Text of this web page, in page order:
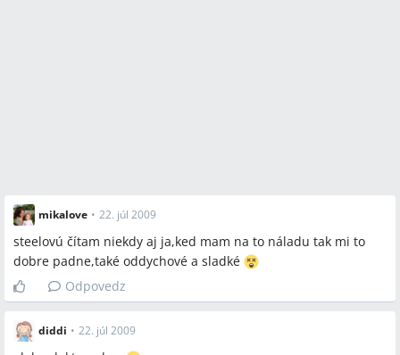
mikalove • 22. júl 2009
steelovú čítam niekdy aj ja,ked mam na to náladu tak mi to
dobre padne,také oddychové a sladké
Odpovedz
diddi • 22. júl 2009